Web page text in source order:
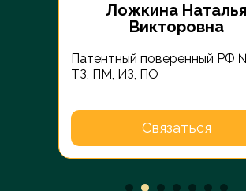
Ложкина Наталья
Викторовна
Патентный поверенный РФ
ТЗ, ПМ, ИЗ, ПО
Связаться